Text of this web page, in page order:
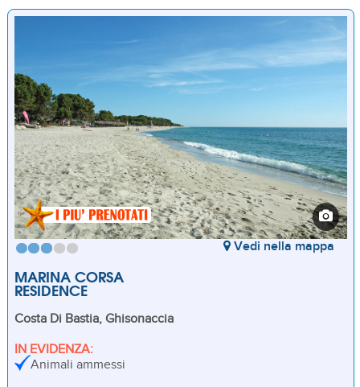
MARINA CORSA
RESIDENCE
Vedi nella mappa
Costa Di Bastia, Ghisonaccia
IN EVIDENZA:
Animali ammessi